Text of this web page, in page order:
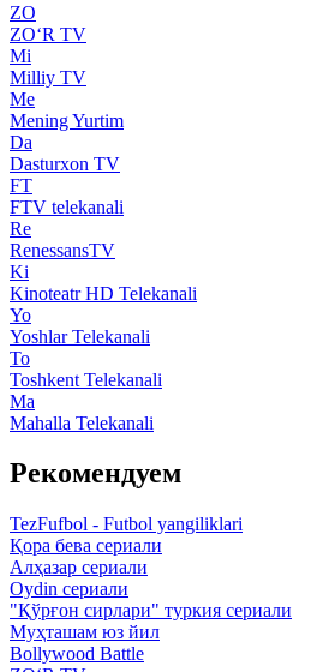
ZO
ZO‘R TV
Mi
Milliy TV
Me
Mening Yurtim
Da
Dasturxon TV
FT
FTV telekanali
Re
RenessansTV
Ki
Kinoteatr HD Telekanali
Yo
Yoshlar Telekanali
To
Toshkent Telekanali
Ma
Mahalla Telekanali
Рекомендуем
TezFufbol - Futbol yangiliklari
Қора бева сериали
Алҳазар сериали
Oydin сериали
"Қўрғон сирлари" туркия сериали
Муҳташам юз йил
Bollywood Battle